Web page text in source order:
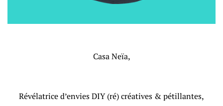
Casa Neïa,
Révélatrice d’envies DIY (ré) créatives & pétillantes,